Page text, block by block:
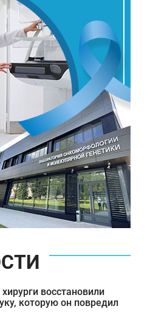
восстановили
которую он повредил